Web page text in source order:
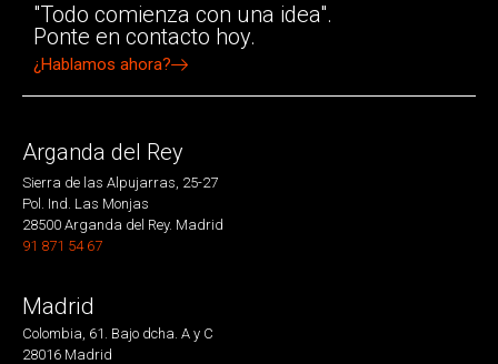
"Todo comienza con una idea".
Ponte en contacto hoy.
¿Hablamos ahora?
Arganda del Rey
Sierra de las Alpujarras, 25-27
Pol. Ind. Las Monjas
28500 Arganda del Rey. Madrid
91 871 54 67
Madrid
Colombia, 61. Bajo dcha. A y C
28016 Madrid